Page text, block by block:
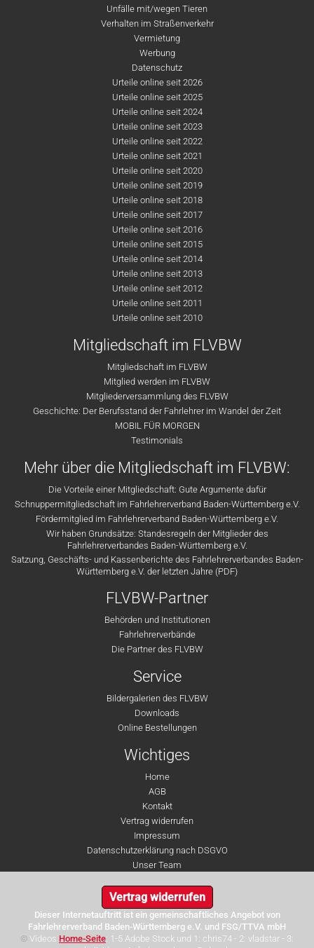
Unfälle mit/wegen Tieren
Verhalten im Straßenverkehr
Vermietung
Werbung
Datenschutz
Urteile online seit 2026
Urteile online seit 2025
Urteile online seit 2024
Urteile online seit 2023
Urteile online seit 2022
Urteile online seit 2021
Urteile online seit 2020
Urteile online seit 2019
Urteile online seit 2018
Urteile online seit 2017
Urteile online seit 2016
Urteile online seit 2015
Urteile online seit 2014
Urteile online seit 2013
Urteile online seit 2012
Urteile online seit 2011
Urteile online seit 2010
Mitgliedschaft im FLVBW
Mitgliedschaft im FLVBW
Mitglied werden im FLVBW
Mitgliederversammlung des FLVBW
Geschichte: Der Berufsstand der Fahrlehrer im Wandel der Zeit
MOBIL FÜR MORGEN
Testimonials
Mehr über die Mitgliedschaft im FLVBW:
Die Vorteile einer Mitgliedschaft: Gute Argumente dafür
Schnuppermitgliedschaft im Fahrlehrerverband Baden-Württemberg e.V.
Fördermitglied im Fahrlehrerverband Baden-Württemberg e.V.
Wir haben Grundsätze: Standesregeln der Mitglieder des
Fahrlehrerverbandes Baden-Württemberg e.V.
Satzung, Geschäfts- und Kassenberichte des Fahrlehrerverbandes Baden-
Württemberg e.V. der letzten Jahre (PDF)
FLVBW-Partner
Behörden und Institutionen
Fahrlehrerverbände
Die Partner des FLVBW
Service
Bildergalerien des FLVBW
Downloads
Online Bestellungen
Wichtiges
Home
AGB
Kontakt
Vertrag widerrufen
Impressum
Datenschutzerklärung nach DSGVO
Unser Team
Vertrag widerrufen
Dieser Internetauftritt ist ein gemeinschaftliches Angebot von
Fahrlehrerverband Baden-Württemberg e.V. und FSG/TTVA mbH
© Videos Home-Seite: 1-5 Adobe Stock und 1: chris74 - 2: vladstar - 3: